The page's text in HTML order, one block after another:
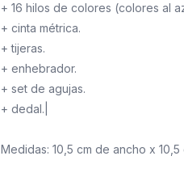
+ 16 hilos de colores (colores al
+ cinta métrica.
+ tijeras.
+ enhebrador.
+ set de agujas.
+ dedal.|
Medidas: 10,5 cm de ancho x